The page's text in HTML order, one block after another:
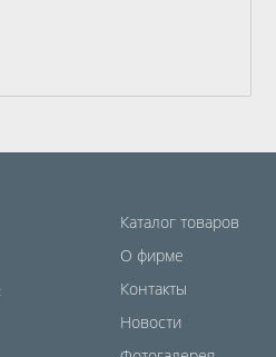
Каталог товаров
О фирме
Контакты
Новости